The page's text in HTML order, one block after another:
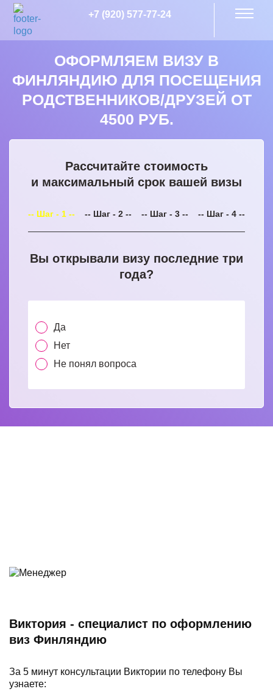
+7 (920) 577-77-24
ОФОРМЛЯЕМ ВИЗУ В
ФИНЛЯНДИЮ ДЛЯ ПОСЕЩЕНИЯ
РОДСТВЕННИКОВ/ДРУЗЕЙ ОТ
4500 РУБ.
Рассчитайте стоимость
и максимальный срок вашей визы
-- Шаг - 1 -- -- Шаг - 2 -- -- Шаг - 3 -- -- Шаг - 4 --
Вы открывали визу последние три
года?
Да
Нет
Не понял вопроса
Виктория - специалист по оформлению
виз Финляндию
За 5 минут консультации Виктории по телефону Вы
узнаете: